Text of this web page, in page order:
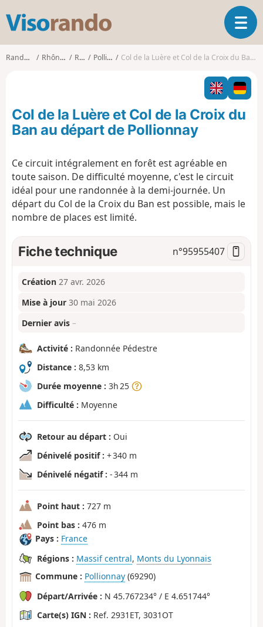
s
o
O
u
v
i
r
l
a
t
n
Randonnées Rhône-Alpes Rhône Pollionnay Col de la Luère et Col de la Croix du Ban au départ de Pollionnay
Col de la Luère et Col de la Croix du
Ban au départ de Pollionnay
Ce circuit intégralement en forêt est agréable en
toute saison. De difficulté moyenne, c'est le circuit
idéal pour une randonnée à la demi-journée. Un
départ du Col de la Croix du Ban est possible, mais le
nombre de places est limité.
Fiche technique n°95955407
Création 27 avr. 2026
Mise à jour 30 mai 2026
Dernier avis –
Activité : Randonnée Pédestre
Distance : 8,53 km
Durée moyenne : 3h 25
Difficulté : Moyenne
Retour au départ : Oui
Dénivelé positif : + 340 m
Dénivelé négatif : - 344 m
Point haut : 727 m
Point bas : 476 m
Pays : France
Régions : Massif central, Monts du Lyonnais
Commune : Pollionnay (69290)
Départ/Arrivée : N 45.767234° / E 4.651744°
Carte(s) IGN : Ref. 2931ET, 3031OT